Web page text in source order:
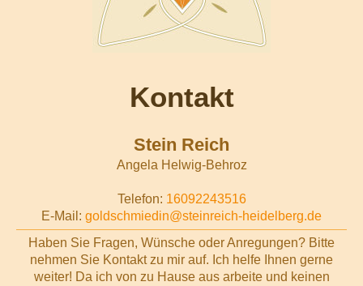
Kontakt
Stein Reich
Angela Helwig-Behroz
Telefon: 16092243516
E-Mail: goldschmiedin@steinreich-heidelberg.de
Haben Sie Fragen, Wünsche oder Anregungen? Bitte
nehmen Sie Kontakt zu mir auf. Ich helfe Ihnen gerne
weiter! Da ich von zu Hause aus arbeite und keinen